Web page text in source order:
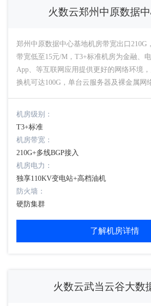
火数云郑州中原数据
郑州中原数据中心基地机房带宽出口210G
带宽低至15元/M，T3+标准机房为金融、电
App、等互联网应用提供更好的网络环境
换机可达100G，单台云服务器及裸金属网
机房级别：
T3+标准
机房带宽：
210G+多线BGP接入
机房电力：
独享110KV变电站+高档油机
防火墙：
硬防集群
了解机房详情
火数云武当云谷大数